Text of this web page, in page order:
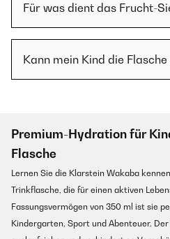
Für was dient das Frucht-
Kann mein Kind die
Premium-Hydration für
Flasche
Lernen Sie die Klarstein Wakaba
Trinkflasche, die für einen aktiven
Fassungsvermögen von 350 ml ist sie
Kindergarten, Sport und Abenteuer.